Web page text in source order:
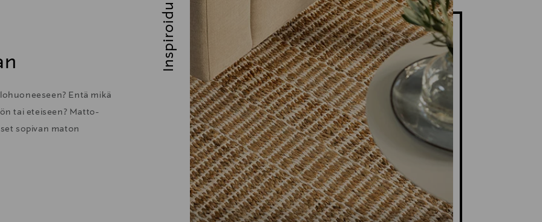
Entä mikä
tai eteiseen? Matto-
sopivan maton
Inspiroidu